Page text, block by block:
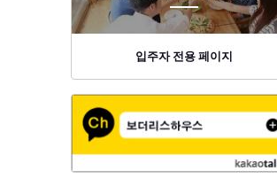
입주자 전용 페이지